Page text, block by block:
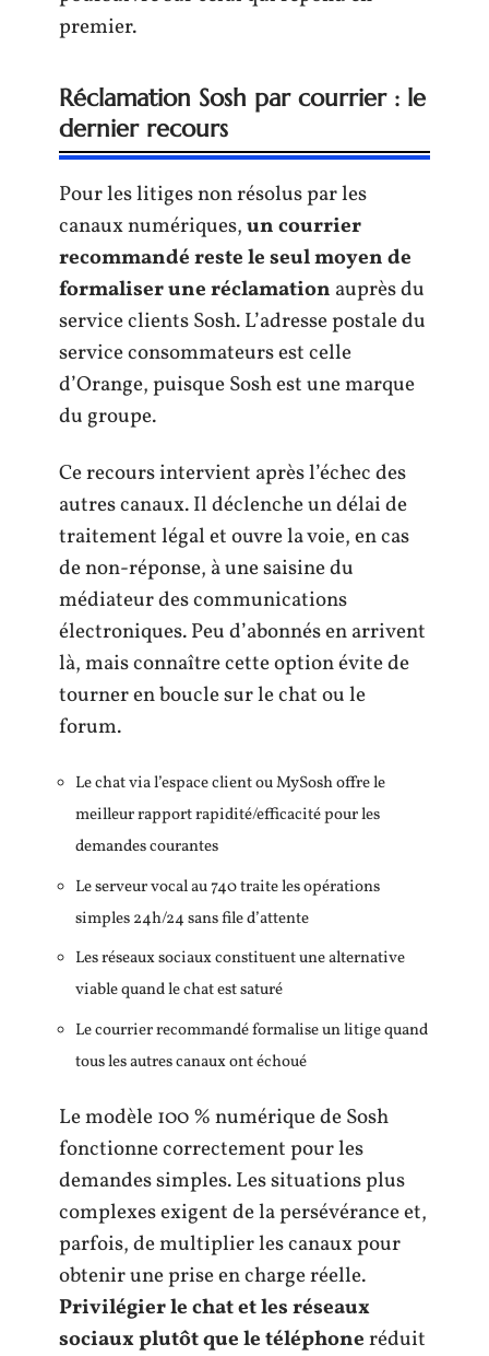
premier.
Réclamation Sosh par courrier : le
dernier recours
Pour les litiges non résolus par les
canaux numériques,un courrier
recommandé reste le seul moyen de
formaliser une réclamation auprès du
service clients Sosh. L’adresse postale du
service consommateurs est celle
d’Orange, puisque Sosh est une marque
du groupe.
Ce recours intervient après l’échec des
autres canaux. Il déclenche un délai de
traitement légal et ouvre la voie, en cas
de non-réponse, à une saisine du
médiateur des communications
électroniques. Peu d’abonnés en arrivent
là, mais connaître cette option évite de
tourner en boucle sur le chat ou le
forum.
Le chat via l’espace client ou MySosh offre le
meilleur rapport rapidité/efficacité pour les
demandes courantes
Le serveur vocal au 740 traite les opérations
simples 24h/24 sans file d’attente
Les réseaux sociaux constituent une alternative
viable quand le chat est saturé
Le courrier recommandé formalise un litige quand
tous les autres canaux ont échoué
Le modèle 100 % numérique de Sosh
fonctionne correctement pour les
demandes simples. Les situations plus
complexes exigent de la persévérance et,
parfois, de multiplier les canaux pour
obtenir une prise en charge réelle.
Privilégier le chat et les réseaux
sociaux plutôt que le téléphoneréduit